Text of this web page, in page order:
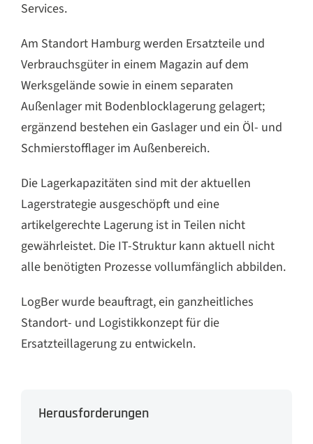
Services.
Am Standort Hamburg werden Ersatzteile und
Verbrauchsgüter in einem Magazin auf dem
Werksgelände sowie in einem separaten
Außenlager mit Bodenblocklagerung gelagert;
ergänzend bestehen ein Gaslager und ein Öl- und
Schmierstofflager im Außenbereich.
Die Lagerkapazitäten sind mit der aktuellen
Lagerstrategie ausgeschöpft und eine
artikelgerechte Lagerung ist in Teilen nicht
gewährleistet. Die IT-Struktur kann aktuell nicht
alle benötigten Prozesse vollumfänglich abbilden.
LogBer wurde beauftragt, ein ganzheitliches
Standort- und Logistikkonzept für die
Ersatzteillagerung zu entwickeln.
Herausforderungen